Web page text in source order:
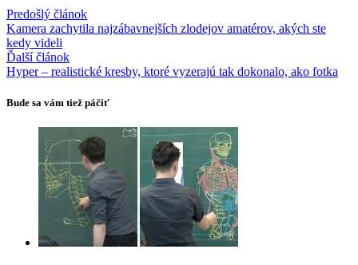
Predošlý článok
Kamera zachytila najzábavnejších zlodejov amatérov, akých ste
kedy videli
Ďalší článok
Hyper – realistické kresby, ktoré vyzerajú tak dokonalo, ako fotka
Bude sa vám tiež páčiť